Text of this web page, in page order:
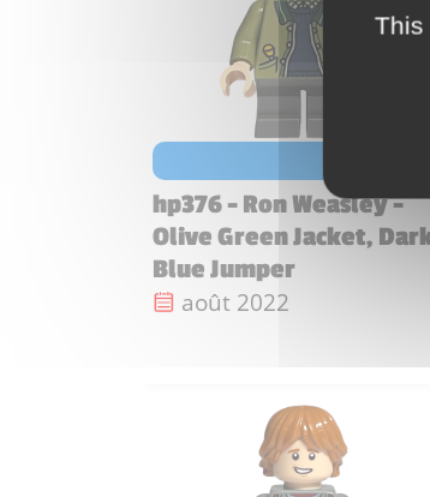
hp376 - Ron Weasley -
Olive Green Jacket,
Blue Jumper
Date de sortie :
août 2022
This